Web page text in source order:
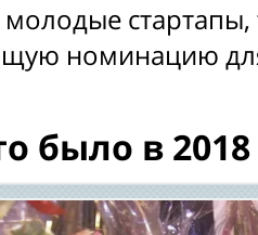
стартапы,
номинацию
было в 2018